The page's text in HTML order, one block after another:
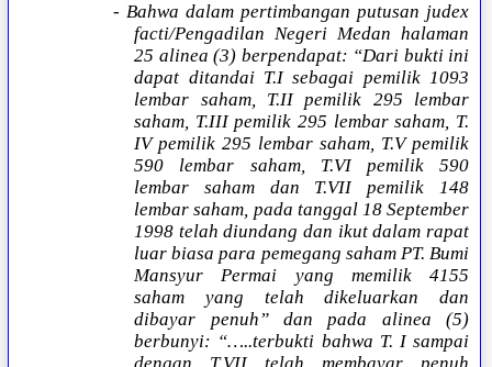
- Bahwa dalam pertimbangan putusan judex
facti/Pengadilan Negeri Medan halaman
25 alinea (3) berpendapat: “Dari bukti ini
dapat ditandai T.I sebagai pemilik 1093
lembar saham, T.II pemilik 295 lembar
saham, T.III pemilik 295 lembar saham, T.
IV pemilik 295 lembar saham, T.V pemilik
590 lembar saham, T.VI pemilik 590
lembar saham dan T.VII pemilik 148
lembar saham, pada tanggal 18 September
1998 telah diundang dan ikut dalam rapat
luar biasa para pemegang saham PT. Bumi
Mansyur Permai yang memilik 4155
saham yang telah dikeluarkan dan
dibayar penuh” dan pada alinea (5)
berbunyi: “…..terbukti bahwa T. I sampai